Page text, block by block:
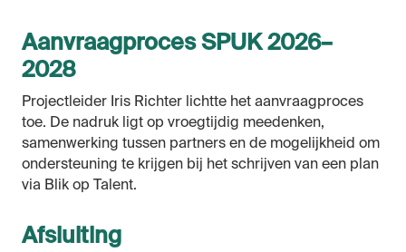
Aanvraagproces SPUK 2026–
2028
Projectleider Iris Richter lichtte het aanvraagproces
toe. De nadruk ligt op vroegtijdig meedenken,
samenwerking tussen partners en de mogelijkheid om
ondersteuning te krijgen bij het schrijven van een plan
via Blik op Talent.
Afsluiting